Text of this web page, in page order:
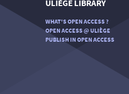
ULIÈGE LIBRARY
WHAT'S OPEN ACCESS ?
OPEN ACCESS @ ULIÈGE
PUBLISH IN OPEN ACCESS